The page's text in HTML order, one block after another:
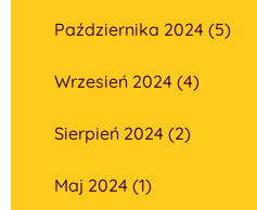
Października 2024 (5)
Wrzesień 2024 (4)
Sierpień 2024 (2)
Maj 2024 (1)